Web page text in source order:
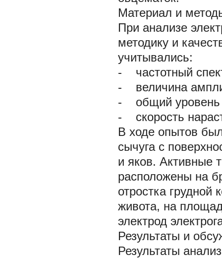
Материал и
При анализе
методику и
учитывались:
- частотный
- величина
- общий уровень
- скорость
В ходе опытов
сычуга с
и яков. Активные
расположены на
отростка грудной
живота, на
электрод
Результаты и
Результаты